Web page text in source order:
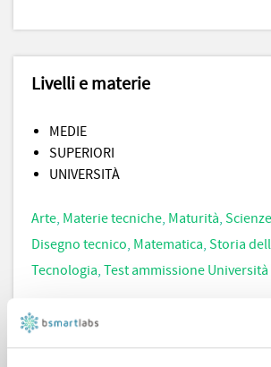
Livelli e materie
MEDIE
SUPERIORI
UNIVERSITÀ
Arte, Materie tecniche, Maturità, Scienze
Disegno tecnico, Matematica, Storia
Tecnologia, Test ammissione Università